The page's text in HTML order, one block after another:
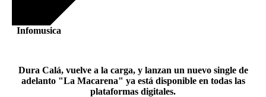
Infomusica
Dura Calá, vuelve a la carga, y lanzan un nuevo single de
adelanto "La Macarena" ya está disponible en todas las
plataformas digitales.